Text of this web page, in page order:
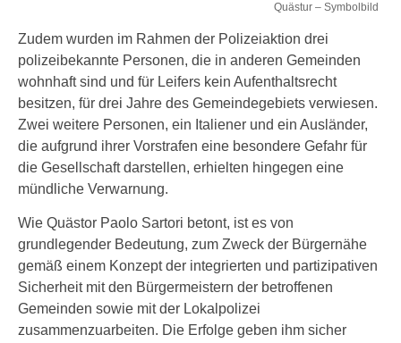
Quästur – Symbolbild
Zudem wurden im Rahmen der Polizeiaktion drei
polizeibekannte Personen, die in anderen Gemeinden
wohnhaft sind und für Leifers kein Aufenthaltsrecht
besitzen, für drei Jahre des Gemeindegebiets verwiesen.
Zwei weitere Personen, ein Italiener und ein Ausländer,
die aufgrund ihrer Vorstrafen eine besondere Gefahr für
die Gesellschaft darstellen, erhielten hingegen eine
mündliche Verwarnung.
Wie Quästor Paolo Sartori betont, ist es von
grundlegender Bedeutung, zum Zweck der Bürgernähe
gemäß einem Konzept der integrierten und partizipativen
Sicherheit mit den Bürgermeistern der betroffenen
Gemeinden sowie mit der Lokalpolizei
zusammenzuarbeiten. Die Erfolge geben ihm sicher